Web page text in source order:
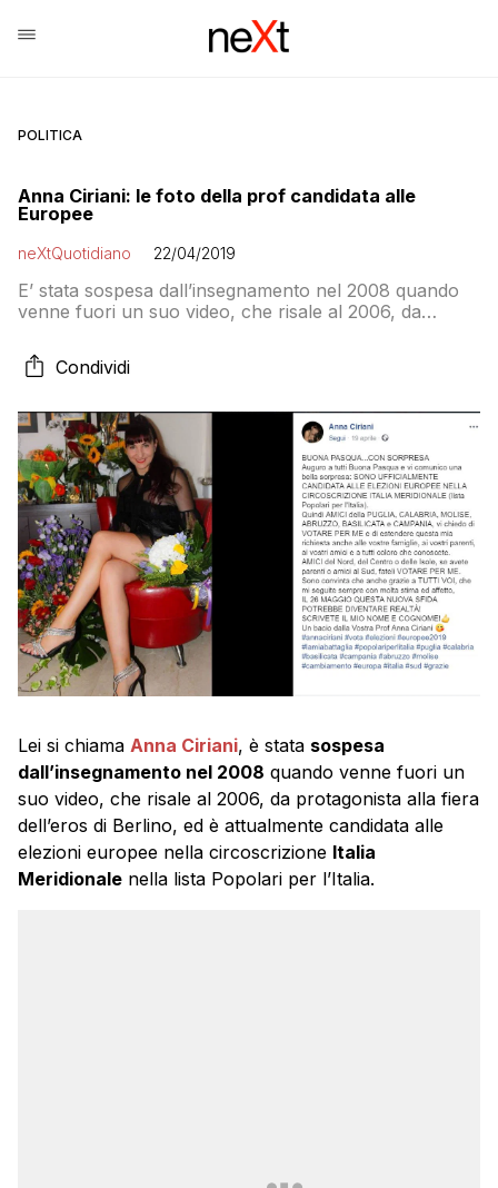
POLITICA
Anna Ciriani: le foto della prof candidata alle
Europee
neXtQuotidiano 22/04/2019
E’ stata sospesa dall’insegnamento nel 2008 quando
venne fuori un suo video, che risale al 2006, da
con i Popolari
Condividi
Lei si chiama Anna Ciriani, è stata sospesa
dall’insegnamento nel 2008 quando venne fuori un
suo video, che risale al 2006, da protagonista alla fiera
dell’eros di Berlino, ed è attualmente candidata alle
elezioni europee nella circoscrizione Italia
Meridionale nella lista Popolari per l’Italia.